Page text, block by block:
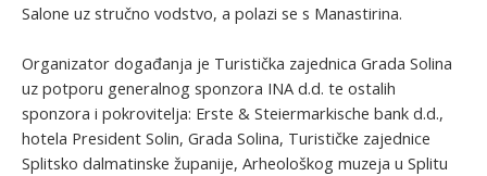
Salone uz stručno vodstvo, a polazi se s Manastirina.
Organizator događanja je Turistička zajednica Grada Solina
uz potporu generalnog sponzora INA d.d. te ostalih
sponzora i pokrovitelja: Erste & Steiermarkische bank d.d.,
hotela President Solin, Grada Solina, Turističke zajednice
Splitsko dalmatinske županije, Arheološkog muzeja u Splitu